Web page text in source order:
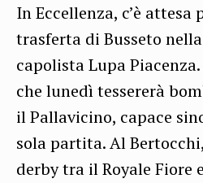
In Eccellenza, c’è
trasferta di Busseto
capolista Lupa
che lunedì tessererà
il Pallavicino, capace
sola partita. Al
derby tra il Royale Fiore